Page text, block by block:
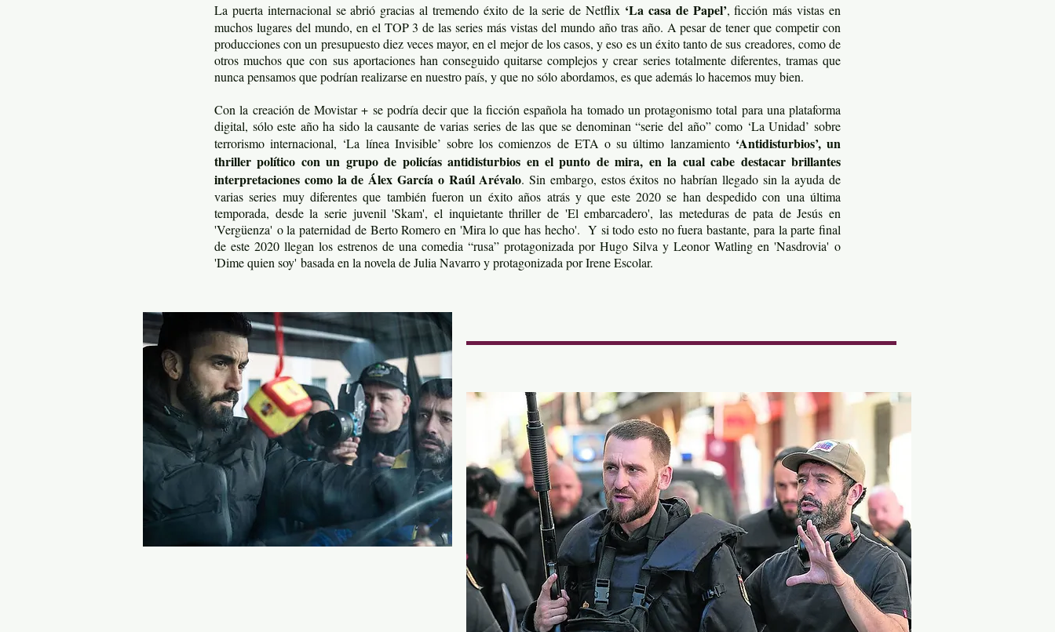
La puerta internacional se abrió gracias al tremendo éxito de la serie de Netflix ‘La casa de Papel’, ficción más vistas en
muchos lugares del mundo, en el TOP 3 de las series más vistas del mundo año tras año. A pesar de tener que competir con
producciones con un presupuesto diez veces mayor, en el mejor de los casos, y eso es un éxito tanto de sus creadores, como de
otros muchos que con sus aportaciones han conseguido quitarse complejos y crear series totalmente diferentes, tramas que
nunca pensamos que podrían realizarse en nuestro país, y que no sólo abordamos, es que además lo hacemos muy bien.
Con la creación de Movistar + se podría decir que la ficción española ha tomado un protagonismo total para una plataforma
digital, sólo este año ha sido la causante de varias series de las que se denominan “serie del año” como ‘La Unidad’ sobre
terrorismo internacional, ‘La línea Invisible’ sobre los comienzos de ETA o su último lanzamiento ‘Antidisturbios’, un
thriller político con un grupo de policías antidisturbios en el punto de mira, en la cual cabe destacar brillantes
interpretaciones como la de Álex García o Raúl Arévalo. Sin embargo, estos éxitos no habrían llegado sin la ayuda de
varias series muy diferentes que también fueron un éxito años atrás y que este 2020 se han despedido con una última
temporada, desde la serie juvenil 'Skam', el inquietante thriller de 'El embarcadero', las meteduras de pata de Jesús en
'Vergüenza' o la paternidad de Berto Romero en 'Mira lo que has hecho'. Y si todo esto no fuera bastante, para la parte final
de este 2020 llegan los estrenos de una comedia “rusa” protagonizada por Hugo Silva y Leonor Watling en 'Nasdrovia' o
'Dime quien soy' basada en la novela de Julia Navarro y protagonizada por Irene Escolar.